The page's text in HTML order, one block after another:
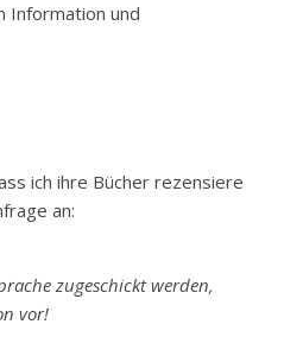
Information und
ich ihre Bücher rezensiere
an:
zugeschickt werden,
vor!